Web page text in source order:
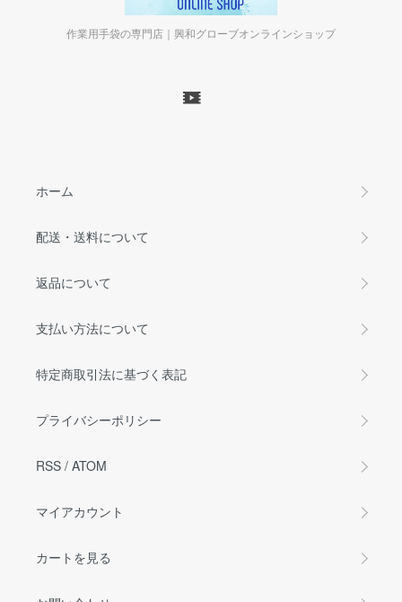
作業用手袋の専門店｜興和グローブオンラインショップ
ホーム
配送・送料について
返品について
支払い方法について
特定商取引法に基づく表記
プライバシーポリシー
RSS / ATOM
マイアカウント
カートを見る